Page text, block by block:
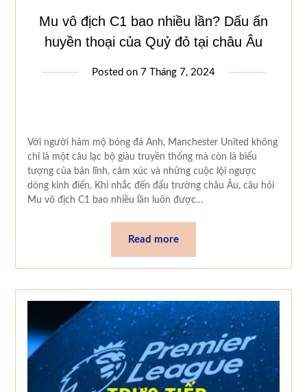
Mu vô địch C1 bao nhiều lần? Dấu ấn
huyền thoại của Quỷ đỏ tại châu Âu
Posted on 7 Tháng 7, 2024
Với người hâm mộ bóng đá Anh, Manchester United không
chỉ là một câu lạc bộ giàu truyền thống mà còn là biểu
tượng của bản lĩnh, cảm xúc và những cuộc lội ngược
dòng kinh điển. Khi nhắc đến đấu trường châu Âu, câu hỏi
Mu vô địch C1 bao nhiều lần luôn được…
Read more